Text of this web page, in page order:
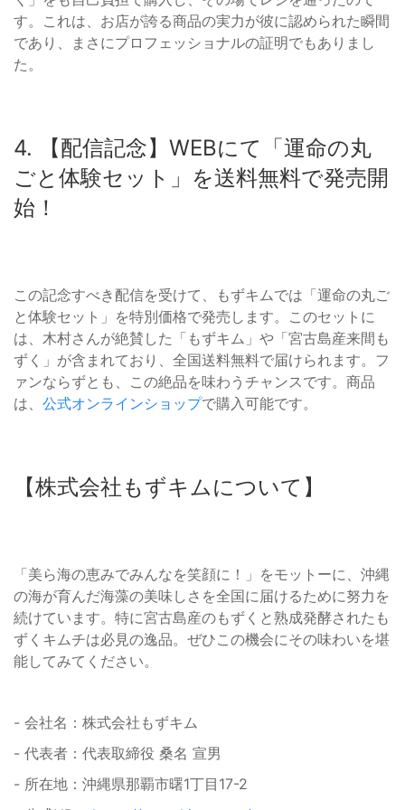
す。これは、お店が誇る商品の実力が彼に認められた瞬間
であり、まさにプロフェッショナルの証明でもありまし
た。
4. 【配信記念】WEBにて「運命の丸
ごと体験セット」を送料無料で発売開
始！
この記念すべき配信を受けて、もずキムでは「運命の丸ご
と体験セット」を特別価格で発売します。このセットに
は、木村さんが絶賛した「もずキム」や「宮古島産来間も
ずく」が含まれており、全国送料無料で届けられます。フ
ァンならずとも、この絶品を味わうチャンスです。商品
は、 公式オンラインショップで購入可能です。
【株式会社もずキムについて】
「美ら海の恵みでみんなを笑顔に！」をモットーに、沖縄
の海が育んだ海藻の美味しさを全国に届けるために努力を
続けています。特に宮古島産のもずくと熟成発酵されたも
ずくキムチは必見の逸品。ぜひこの機会にその味わいを堪
能してみてください。
- 会社名：株式会社もずキム
- 代表者：代表取締役 桑名 宣男
- 所在地：沖縄県那覇市曙1丁目17-2